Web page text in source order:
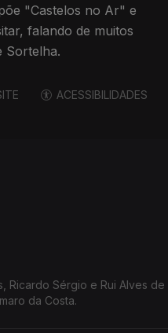
"Castelos no Ar" e
falando de muitos
Sortelha.
ACESSIBILIDADES
Ricardo Sérgio e Rui Alves
da Costa.